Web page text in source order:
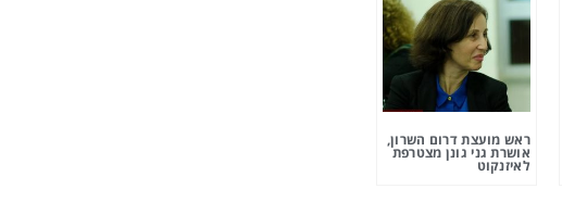
ראש מועצת דרום השרון,
אושרת גני גונן מצטרפת
לאיזנקוט